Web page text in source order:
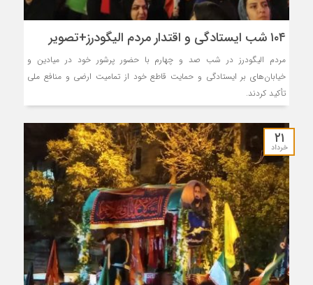
۱۰۴ شب ایستادگی و اقتدار مردم الیگودرز+تصویر
مردم الیگودرز در شب صد و چهارم با حضور پرشور خود در میادین و
خیابان‌های بر ایستادگی و حمایت قاطع خود از تمامیت ارضی و منافع ملی
تأکید کردند.
۲۱
خرداد